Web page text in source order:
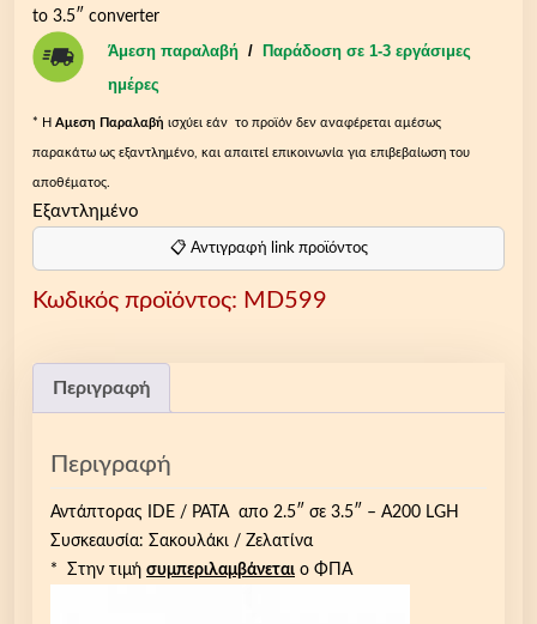
to 3.5″ converter
Άμεση παραλαβή /
Παράδοση σε 1-3 εργάσιμες
ημέρες
* Η Aμεση Παραλαβή ισχύει εάν το προϊόν δεν αναφέρεται αμέσως
παρακάτω ως εξαντλημένο, και απαιτεί επικοινωνία για επιβεβαίωση του
αποθέματος.
Εξαντλημένο
📋 Αντιγραφή link προϊόντος
Κωδικός προϊόντος: MD599
Περιγραφή
Περιγραφή
Αντάπτορας IDE / PATA απο 2.5″ σε 3.5″ – A200 LGH
Συσκεαυσία: Σακουλάκι / Ζελατίνα
* Στην τιμή συμπεριλαμβάνεται ο ΦΠΑ